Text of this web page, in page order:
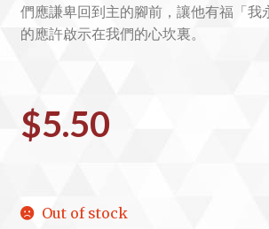
們應謙卑回到主的腳前，讓他有福「我
的應許啟示在我們的心坎裏。
$5.50
Out of stock